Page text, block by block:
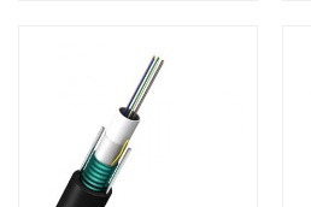
малое влияние на оптические
свойства волокна,хороший
анти-молнии
производительность.